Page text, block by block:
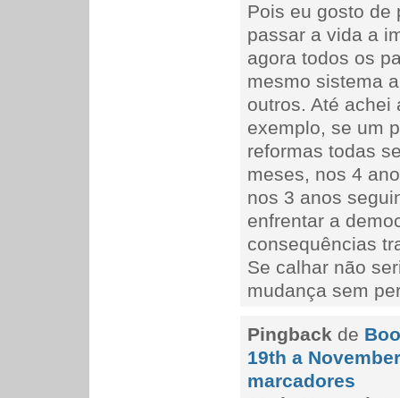
Pois eu gosto de
passar a vida a
agora todos os
mesmo sistema
outros. Até
exemplo, se um
reformas todas
meses, nos 4
nos 3 anos
enfrentar a
consequências
Se calhar não
mudança sem
Pingback de
19th a
marcadores